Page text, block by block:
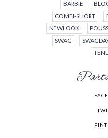
BARBIE
COMBI-SHORT
NEWLOOK
SWAG